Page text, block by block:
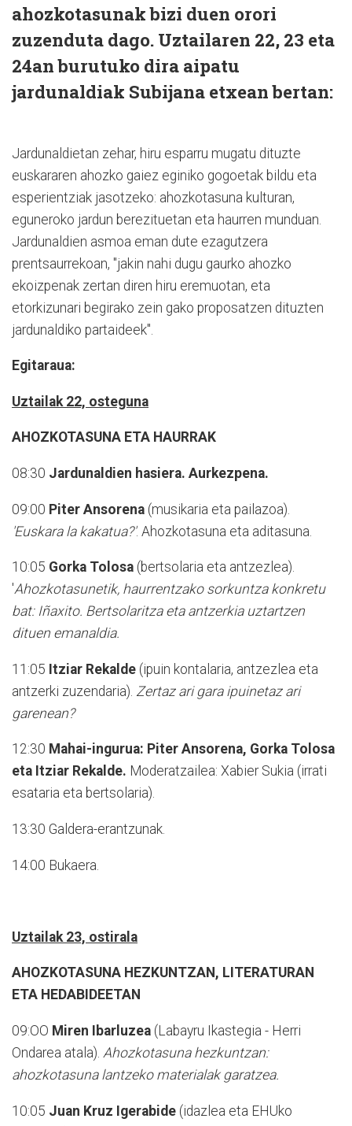
ahozkotasunak bizi duen orori
zuzenduta dago. Uztailaren 22, 23 eta
24an burutuko dira aipatu
jardunaldiak Subijana etxean bertan:
Jardunaldietan zehar, hiru esparru mugatu dituzte
euskararen ahozko gaiez eginiko gogoetak bildu eta
esperientziak jasotzeko: ahozkotasuna kulturan,
eguneroko jardun berezituetan eta haurren munduan.
Jardunaldien asmoa eman dute ezagutzera
prentsaurrekoan, "jakin nahi dugu gaurko ahozko
ekoizpenak zertan diren hiru eremuotan, eta
etorkizunari begirako zein gako proposatzen dituzten
jardunaldiko partaideek".
Egitaraua:
Uztailak 22, osteguna
AHOZKOTASUNA ETA HAURRAK
08:30 Jardunaldien hasiera. Aurkezpena.
09:00 Piter Ansorena (musikaria eta pailazoa).
'Euskara la kakatua?'. Ahozkotasuna eta aditasuna.
10:05 Gorka Tolosa (bertsolaria eta antzezlea).
'Ahozkotasunetik, haurrentzako sorkuntza konkretu
bat: Iñaxito. Bertsolaritza eta antzerkia uztartzen
dituen emanaldia.
11:05 Itziar Rekalde (ipuin kontalaria, antzezlea eta
antzerki zuzendaria). Zertaz ari gara ipuinetaz ari
garenean?
12:30 Mahai-ingurua: Piter Ansorena, Gorka Tolosa
eta Itziar Rekalde. Moderatzailea: Xabier Sukia (irrati
esataria eta bertsolaria).
13:30 Galdera-erantzunak.
14:00 Bukaera.
Uztailak 23, ostirala
AHOZKOTASUNA HEZKUNTZAN, LITERATURAN
ETA HEDABIDEETAN
09:OO Miren Ibarluzea (Labayru Ikastegia - Herri
Ondarea atala). Ahozkotasuna hezkuntzan:
ahozkotasuna lantzeko materialak garatzea.
10:05 Juan Kruz Igerabide (idazlea eta EHUko